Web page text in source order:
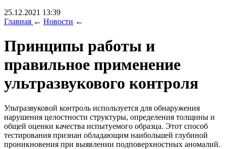
25.12.2021 13:39
Главная ← Новости ←
Принципы работы и
правильное применение
ультразвукового контроля
Ультразвуковой контроль используется для обнаружения
нарушения целостности структуры, определения толщины и
общей оценки качества испытуемого образца. Этот способ
тестирования признан обладающим наибольшей глубиной
проникновения при выявлении подповерхностных аномалий.